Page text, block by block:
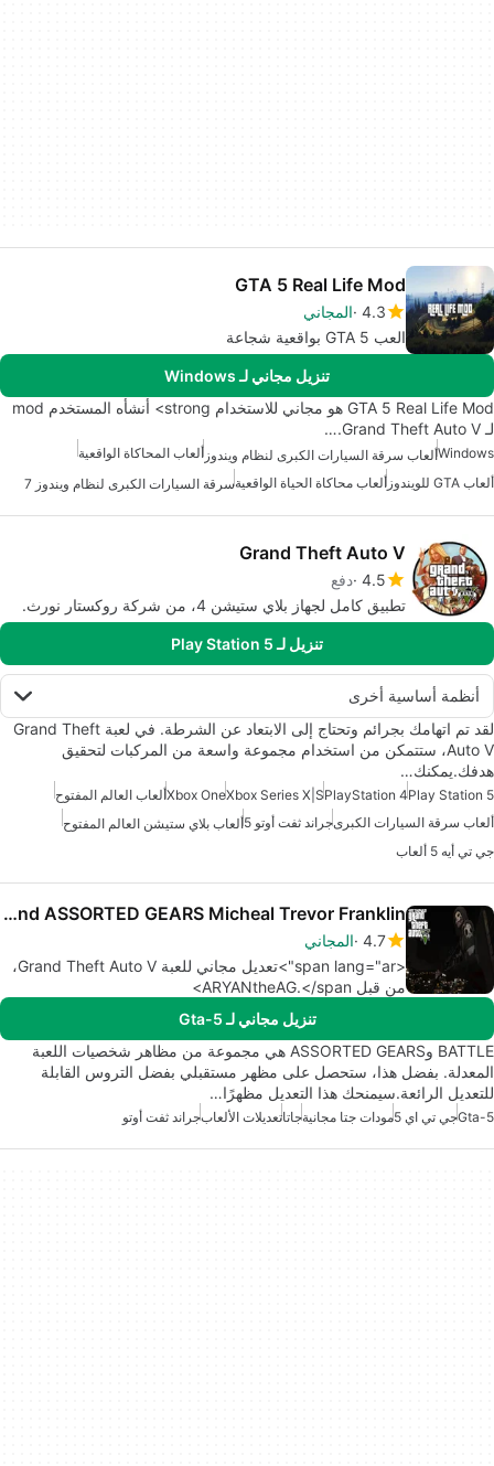
GTA 5 Real Life Mod
4.3 المجاني
العب GTA 5 بواقعية شجاعة
تنزيل مجاني لـ Windows
GTA 5 Real Life Mod هو مجاني للاستخدام strong> أنشأه المستخدم mod
لـ Grand Theft Auto V.…
Windowsألعاب سرقة السيارات الكبرى لنظام ويندوز ألعاب المحاكاة الواقعية
ألعاب GTA للويندوز
ألعاب محاكاة الحياة الواقعيةسرقة السيارات الكبرى لنظام ويندوز 7
Grand Theft Auto V
4.5 دفع
تطبيق كامل لجهاز بلاي ستيشن 4، من شركة روكستار نورث.
تنزيل لـ Play Station 5
أنظمة أساسية أخرى
لقد تم اتهامك بجرائم وتحتاج إلى الابتعاد عن الشرطة. في لعبة Grand Theft
Auto V، ستتمكن من استخدام مجموعة واسعة من المركبات لتحقيق
هدفك.يمكنك…
Play Station 5
PlayStation 4
Xbox Series X|S
Xbox Oneألعاب العالم المفتوح
ألعاب سرقة السيارات الكبرىجراند ثفت أوتو 5
ألعاب بلاي ستيشن العالم المفتوح
جي تي أيه 5 ألعاب
BATTLE and ASSORTED GEARS Micheal Trevor Franklin
4.7 المجاني
<span lang="ar">تعديل مجاني للعبة Grand Theft Auto V،
من قبل ARYANtheAG.</span>
تنزيل مجاني لـ Gta-5
BATTLE وASSORTED GEARS هي مجموعة من مظاهر شخصيات اللعبة
المعدلة. بفضل هذا، ستحصل على مظهر مستقبلي بفضل التروس القابلة
للتعديل الرائعة.سيمنحك هذا التعديل مظهرًا…
Gta-5جي تي اي 5 مودات جتا مجانيةجاتاتعديلات الألعابجراند ثفت أوتو